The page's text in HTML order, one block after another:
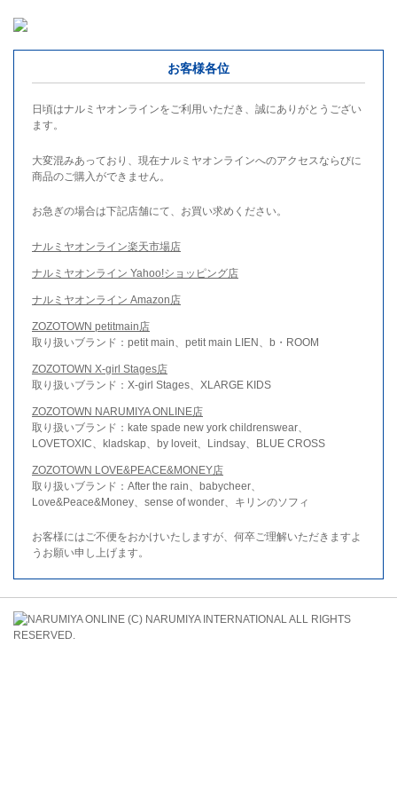
お客様各位
日頃はナルミヤオンラインをご利用いただき、誠にありがとうござい
ます。
大変混みあっており、現在ナルミヤオンラインへのアクセスならびに
商品のご購入ができません。
お急ぎの場合は下記店舗にて、お買い求めください。
ナルミヤオンライン楽天市場店
ナルミヤオンライン Yahoo!ショッピング店
ナルミヤオンライン Amazon店
ZOZOTOWN petitmain店
取り扱いブランド：petit main、petit main LIEN、b・ROOM
ZOZOTOWN X-girl Stages店
取り扱いブランド：X-girl Stages、XLARGE KIDS
ZOZOTOWN NARUMIYA ONLINE店
取り扱いブランド：kate spade new york childrenswear、
LOVETOXIC、kladskap、by loveit、Lindsay、BLUE CROSS
ZOZOTOWN LOVE&PEACE&MONEY店
取り扱いブランド：After the rain、babycheer、
Love&Peace&Money、sense of wonder、キリンのソフィ
お客様にはご不便をおかけいたしますが、何卒ご理解いただきますよ
うお願い申し上げます。